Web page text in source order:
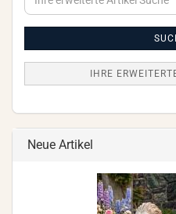
erweiterte
IHRE
Neue Artikel